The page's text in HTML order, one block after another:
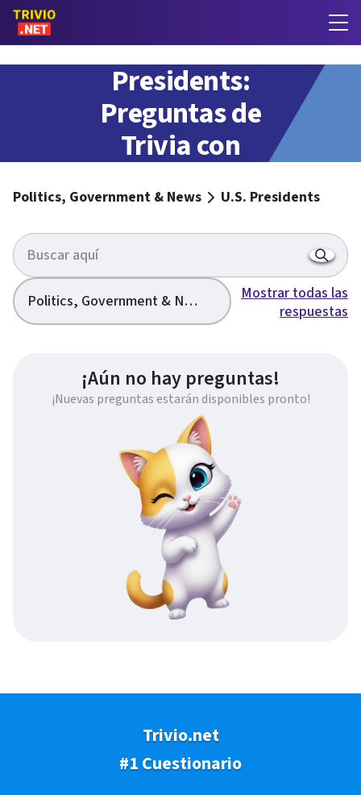
U.S.
Presidents:
Preguntas de
Trivia con
Politics, Government & News U.S. Presidents
Politics, Government & News
Mostrar todas las
respuestas
¡Aún no hay preguntas!
¡Nuevas preguntas estarán disponibles pronto!
Trivio.net
#1 Cuestionario